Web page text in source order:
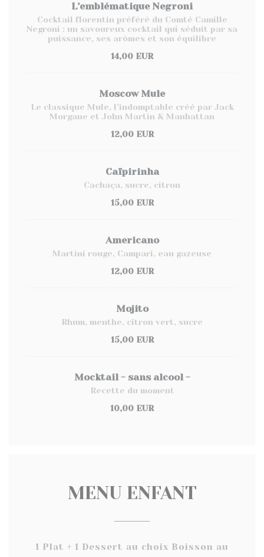
L’emblématique Negroni
Cocktail florentin préféré du Comté Camille
Negroni : un savoureux cocktail qui séduit par sa
puissance, ses arômes et son équilibre
14,00 EUR
Moscow Mule
Le classique Mule, l’indomptable créé par Jack
Morgane et John Martin & Manhattan
12,00 EUR
Caïpirinha
Cachaça, sucre, citron
15,00 EUR
Americano
Martini rouge, Campari, eau gazeuse
12,00 EUR
Mojito
Rhum, menthe, citron vert, sucre
15,00 EUR
Mocktail - sans alcool -
Recette du moment
10,00 EUR
MENU ENFANT
1 Plat + 1 Dessert au choix Boisson au